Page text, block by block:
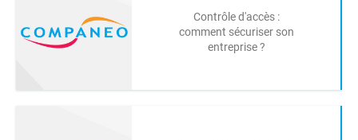
Contrôle d'accès :
comment sécuriser son
entreprise ?